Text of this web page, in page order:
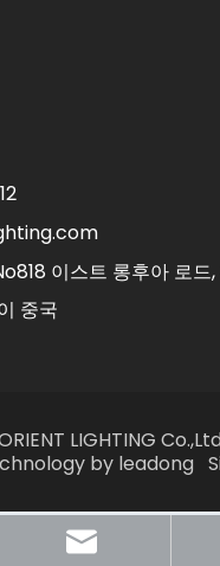
이스트 롱후아 로드
중국
+86 21 63166512
orientlighting
LIGHTING
by leadong